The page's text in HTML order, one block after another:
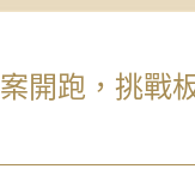
開跑，挑戰